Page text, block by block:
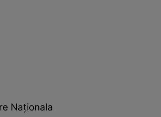
Naţionala